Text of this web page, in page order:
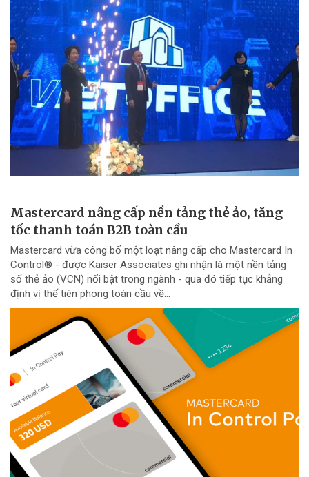
Mastercard nâng cấp nền tảng thẻ ảo, tăng
tốc thanh toán B2B toàn cầu
Mastercard vừa công bố một loạt nâng cấp cho Mastercard In
Control® - được Kaiser Associates ghi nhận là một nền tảng
số thẻ ảo (VCN) nổi bật trong ngành - qua đó tiếp tục khẳng
định vị thế tiên phong toàn cầu về...